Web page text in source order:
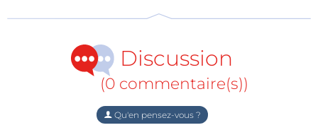
Discussion
(0 commentaire(s))
Qu'en pensez-vous ?